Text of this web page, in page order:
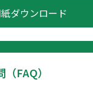
紙ダウンロード
FAQ）